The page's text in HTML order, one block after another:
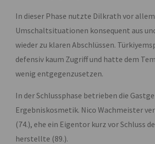
In dieser Phase nutzte Dilkrath vor allem
Umschaltsituationen konsequent aus
wieder zu klaren Abschlüssen.
defensiv kaum Zugriff und hatte dem
wenig entgegenzusetzen.
In der Schlussphase betrieben die
Ergebniskosmetik. Nico Wachmeister
(74.), ehe ein Eigentor kurz vor Schluss
herstellte (89.).